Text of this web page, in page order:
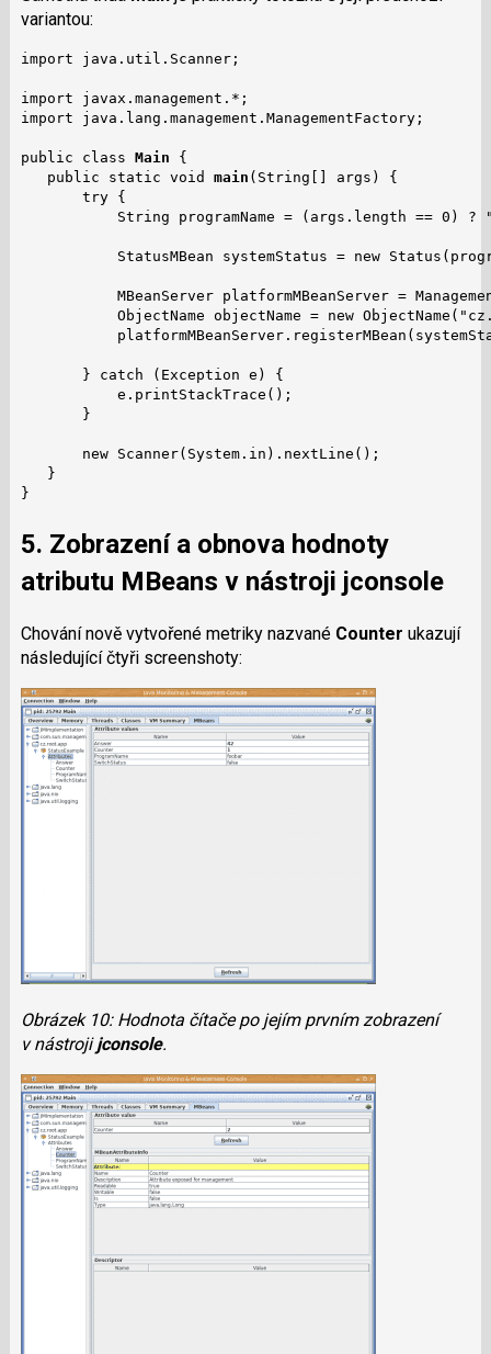
variantou:
import java.util.Scanner;
import javax.management.*;
import java.lang.management.ManagementFactory;
public class Main {
   public static void
main (String[] args) {
       try {
String programName = (args.length == 0) ?
StatusMBean systemStatus = new
MBeanServer platformMBeanServer =
ObjectName objectName = new
       } catch (Exception e) {
           e.printStackTrace();
       }
       new Scanner(System.in).nextLine();
   }
}
5. Zobrazení a obnova hodnoty
atributu MBeans v nástroji jconsole
Chování nově vytvořené metriky nazvané Counter ukazují
následující čtyři screenshoty:
Obrázek 10: Hodnota čítače po jejím prvním zobrazení
v nástrojijconsole.